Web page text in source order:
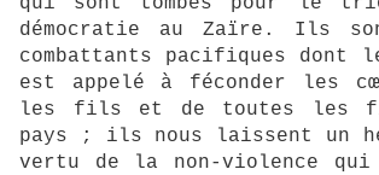
démocratie au Zaïre. Ils
combattants pacifiques dont
est appelé à féconder les
les fils et de toutes les
pays ; ils nous laissent un
vertu de la non-violence qui